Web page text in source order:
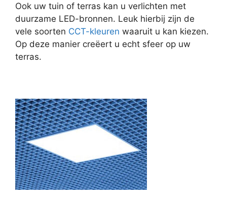
Ook uw tuin of terras kan u verlichten met
duurzame LED-bronnen. Leuk hierbij zijn de
vele soorten CCT-kleuren waaruit u kan kiezen.
Op deze manier creëert u echt sfeer op uw
terras.